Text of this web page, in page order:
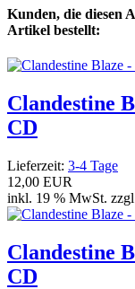
Kunden, die diesen
Artikel bestellt:
Clandestine
CD
Lieferzeit: 3-4 Tage
12,00 EUR
inkl. 19 % MwSt.
Clandestine
CD